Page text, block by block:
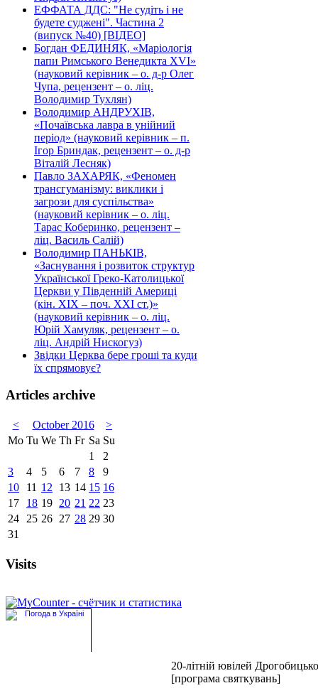
ЕФФАТА ДДС: "Не судіть і не
будете суджені". Частина 2
(випуск №40) [ВІДЕО]
Богдан ФЕДИНЯК, «Маріологія
папи Римського Венедикта XVI»
(науковий керівник – о. д-р Олег
Чупа, рецензент – о. ліц.
Володимир Тухлян)
Володимир АНДРУХІВ,
«Почаївська лавра в унійний
період» (науковий керівник – п.
Ігор Бриндак, рецензент – о. д-р
Віталій Лесняк)
Павло ЗАХАРЯК, «Феномен
трансгуманізму: виклики і
загрози для суспільства»
(науковий керівник – о. ліц.
Тарас Коберинко, рецензент –
ліц. Василь Салій)
Володимир ПАНЬКІВ,
«Заснування і розвиток структур
Української Греко-Католицької
Церкви у Південній Америці
(кін. ХІХ – поч. ХХІ ст.)»
(науковий керівник – о. ліц.
Юрій Хамуляк, рецензент – о.
ліц. Андрій Нискогуз)
Звідки Церква бере гроші та куди
їх спрямовує?
Articles archive
< October 2016
>
Mo Tu We Th Fr Sa Su
1
2
3
4 5 6 7 8
9
10
11 12 13 14 15 16
17
18 19 20 21 22 23
24
25 26 27 28 29 30
31
Visits
20-літній ювілей
[програма святкувань]